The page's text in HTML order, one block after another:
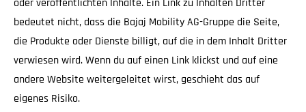
oder veröffentlichten Inhalte. Ein Link zu Inhalten Dritter
bedeutet nicht, dass die Bajaj Mobility AG-Gruppe die Seite,
die Produkte oder Dienste billigt, auf die in dem Inhalt Dritter
verwiesen wird. Wenn du auf einen Link klickst und auf eine
andere Website weitergeleitet wirst, geschieht das auf
eigenes Risiko.